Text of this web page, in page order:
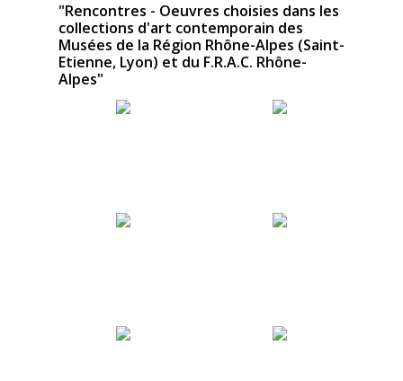
"Rencontres - Oeuvres choisies dans les
collections d'art contemporain des
Musées de la Région Rhône-Alpes (Saint-
Etienne, Lyon) et du F.R.A.C. Rhône-
Alpes"